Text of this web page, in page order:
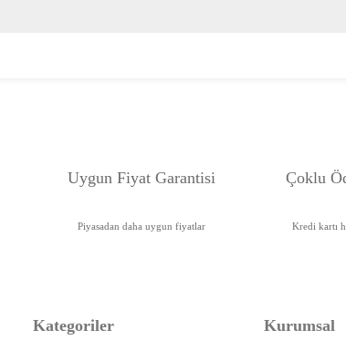
Uygun Fiyat Garantisi
Piyasadan daha uygun fiyatlar
Çoklu
Kredi kartı
Kategoriler Kurumsal